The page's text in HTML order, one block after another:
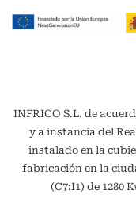
INFRICO S.L. de
y a instancia del
instalado en la
fabricación en la
(C7:I1) de 1280